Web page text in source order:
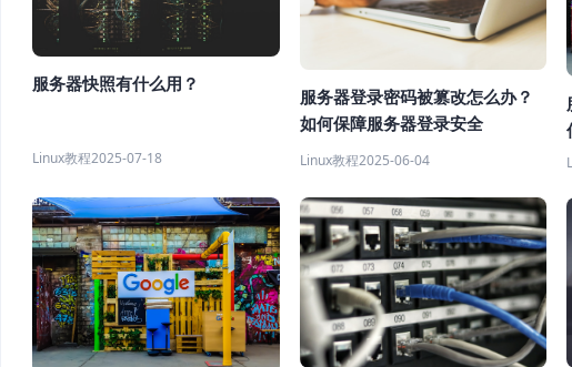
服务器快照有什么用？
Linux教程2025-07-18
服务器登录密码被篡改怎么办？
如何保障服务器登录安全
Linux教程2025-06-04